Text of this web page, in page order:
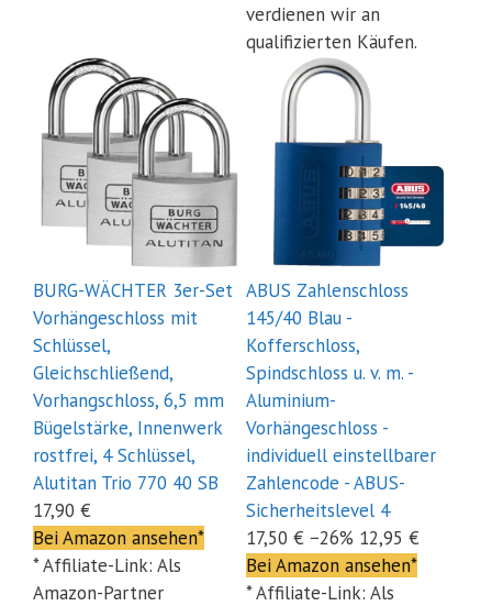
verdienen wir an
qualifizierten Käufen.
BURG-WÄCHTER 3er-Set
Vorhängeschloss mit
Schlüssel,
Gleichschließend,
Vorhangschloss, 6,5 mm
Bügelstärke, Innenwerk
rostfrei, 4 Schlüssel,
Alutitan Trio 770 40 SB
17,90 €
Bei Amazon ansehen*
* Affiliate-Link: Als
Amazon-Partner
ABUS Zahlenschloss
145/40 Blau -
Kofferschloss,
Spindschloss u. v. m. -
Aluminium-
Vorhängeschloss -
individuell einstellbarer
Zahlencode - ABUS-
Sicherheitslevel 4
17,50 € −26% 12,95 €
Bei Amazon ansehen*
* Affiliate-Link: Als